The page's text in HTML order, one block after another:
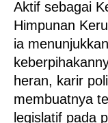
Aktif sebagai
Himpunan
ia
heran, karir
membuatnya
legislatif pada